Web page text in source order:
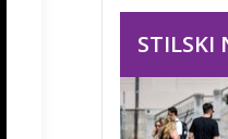
STILSKI